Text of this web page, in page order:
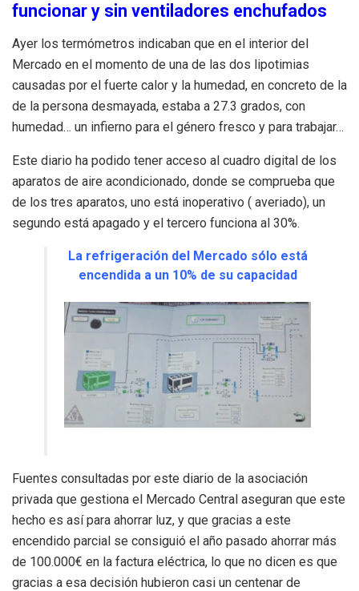
funcionar y sin ventiladores enchufados
Ayer los termómetros indicaban que en el interior del
Mercado en el momento de una de las dos lipotimias
causadas por el fuerte calor y la humedad, en concreto de la
de la persona desmayada, estaba a 27.3 grados, con
humedad… un infierno para el género fresco y para trabajar…
Este diario ha podido tener acceso al cuadro digital de los
aparatos de aire acondicionado, donde se comprueba que
de los tres aparatos, uno está inoperativo ( averiado), un
segundo está apagado y el tercero funciona al 30%.
La refrigeración del Mercado sólo está
encendida a un 10% de su capacidad
Fuentes consultadas por este diario de la asociación
privada que gestiona el Mercado Central aseguran que este
hecho es así para ahorrar luz, y que gracias a este
encendido parcial se consiguió el año pasado ahorrar más
de 100.000€ en la factura eléctrica, lo que no dicen es que
gracias a esa decisión hubieron casi un centenar de